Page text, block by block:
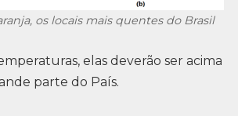
os locais mais quentes do Brasil
elas deverão ser acima
parte do País.